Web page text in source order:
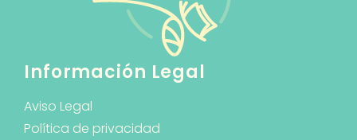
Información Legal
Aviso Legal
Política de privacidad